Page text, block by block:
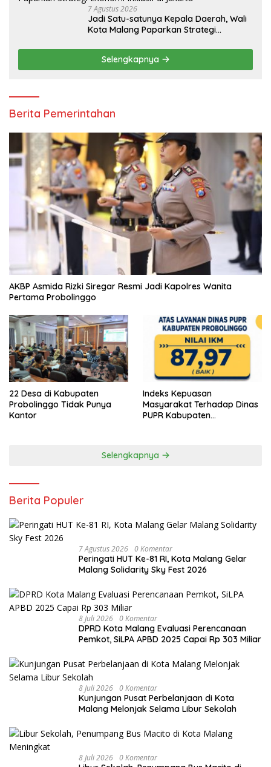
7 Agustus 2026
Jadi Satu-satunya Kepala Daerah, Wali
Kota Malang Paparkan Strategi
Selengkapnya
Berita Pemerintahan
AKBP Asmida Rizki Siregar Resmi Jadi Kapolres Wanita
Pertama Probolinggo
22 Desa di Kabupaten
Probolinggo Tidak Punya
Kantor
Indeks Kepuasan
Masyarakat Terhadap Dinas
PUPR Kabupaten
Selengkapnya
Berita Populer
7 Agustus 2026 0 Komentar
Peringati HUT Ke-81 RI, Kota Malang Gelar
Malang Solidarity Sky Fest 2026
8 Juli 2026 0 Komentar
DPRD Kota Malang Evaluasi Perencanaan
Pemkot, SiLPA APBD 2025 Capai Rp 303 Miliar
8 Juli 2026 0 Komentar
Kunjungan Pusat Perbelanjaan di Kota
Malang Melonjak Selama Libur Sekolah
8 Juli 2026 0 Komentar